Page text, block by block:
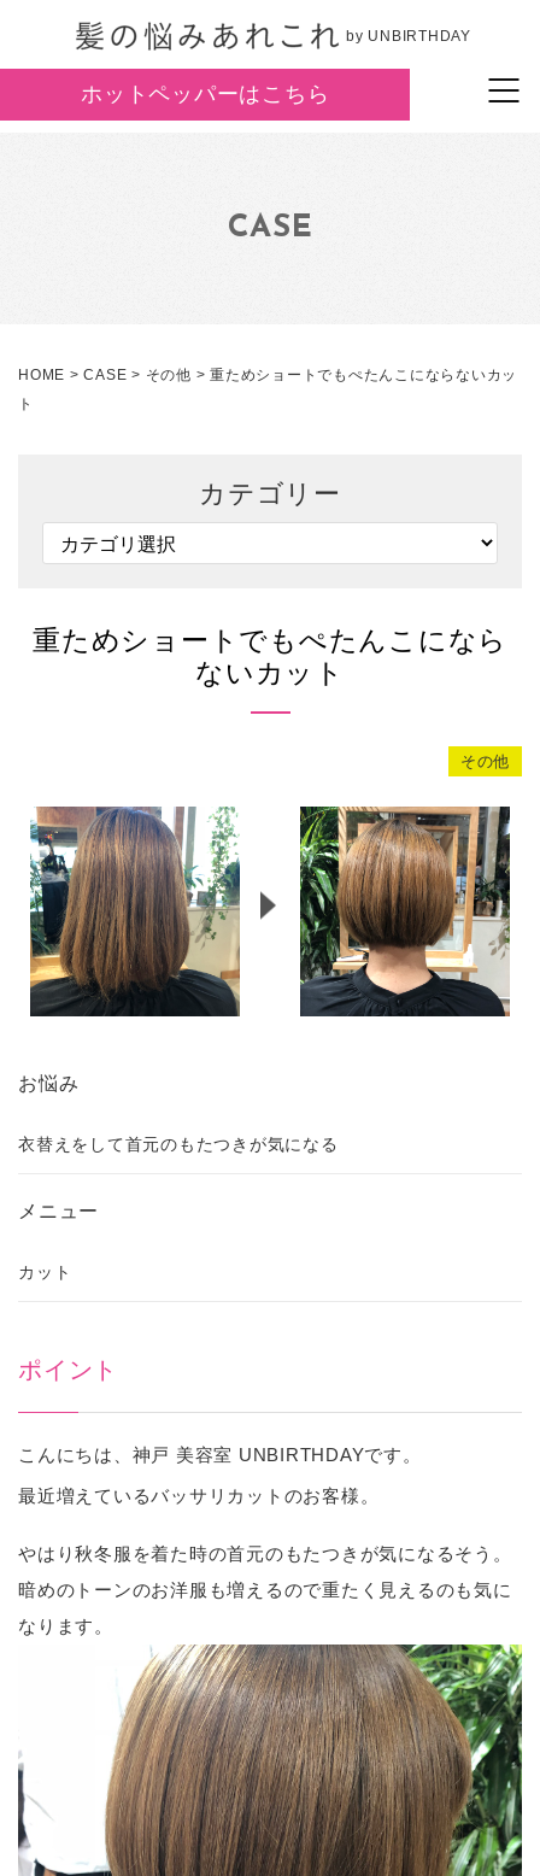
by UNBIRTHDAY
ホットペッパーはこちら
CASE
HOME >CASE > その他 > 重ためショートでもぺたんこにならないカッ
ト
カテゴリー
重ためショートでもぺたんこになら
ないカット
その他
お悩み
衣替えをして首元のもたつきが気になる
メニュー
カット
ポイント
こんにちは、神戸 美容室 UNBIRTHDAYです。
最近増えているバッサリカットのお客様。
やはり秋冬服を着た時の首元のもたつきが気になるそう。
暗めのトーンのお洋服も増えるので重たく見えるのも気に
なります。